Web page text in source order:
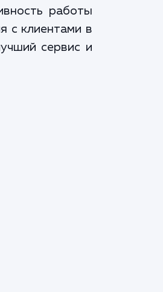
работы
с клиентами в
сервис и